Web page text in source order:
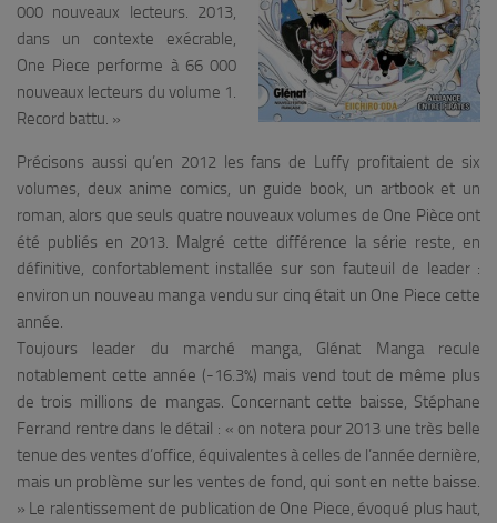
000 nouveaux lecteurs. 2013,
dans un contexte exécrable,
One Piece performe à 66 000
nouveaux lecteurs du volume 1.
Record battu. »
Précisons aussi qu’en 2012 les fans de Luffy profitaient de six
volumes, deux anime comics, un guide book, un artbook et un
roman, alors que seuls quatre nouveaux volumes de One Pièce ont
été publiés en 2013. Malgré cette différence la série reste, en
définitive, confortablement installée sur son fauteuil de leader :
environ un nouveau manga vendu sur cinq était un One Piece cette
année.
Toujours leader du marché manga, Glénat Manga recule
notablement cette année (-16.3%) mais vend tout de même plus
de trois millions de mangas. Concernant cette baisse, Stéphane
Ferrand rentre dans le détail : « on notera pour 2013 une très belle
tenue des ventes d’office, équivalentes à celles de l’année dernière,
mais un problème sur les ventes de fond, qui sont en nette baisse.
» Le ralentissement de publication de One Piece, évoqué plus haut,